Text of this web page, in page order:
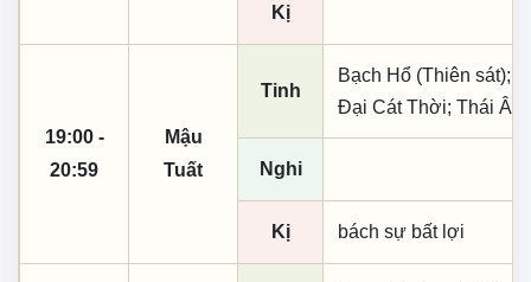
Kị
19:00 -
20:59
Mậu
Tuất
Tinh
Bạch Hổ (Thiên sát);
Đại Cát Thời; Thái
Nghi
Kị bách sự bất lợi